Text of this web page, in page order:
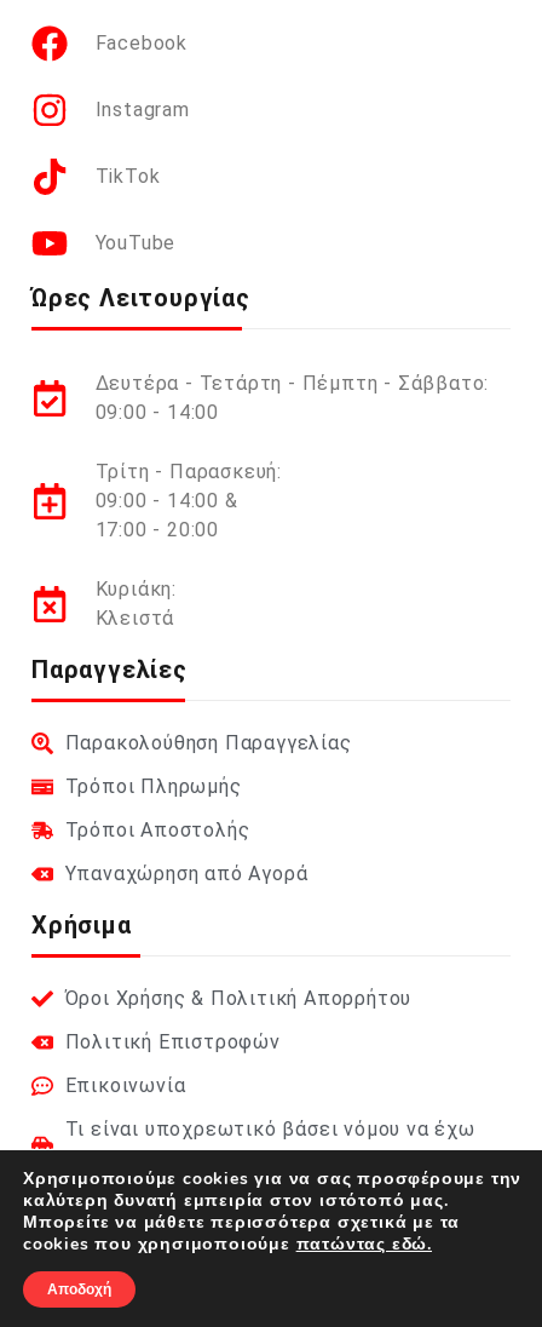
Facebook
Instagram
TikTok
YouTube
Ώρες Λειτουργίας
Δευτέρα - Τετάρτη - Πέμπτη - Σάββατο:
09:00 - 14:00
Τρίτη - Παρασκευή:
09:00 - 14:00 &
17:00 - 20:00
Κυριάκη:
Κλειστά
Παραγγελίες
Παρακολούθηση Παραγγελίας
Τρόποι Πληρωμής
Τρόποι Αποστολής
Υπαναχώρηση από Αγορά
Χρήσιμα
Όροι Χρήσης & Πολιτική Απορρήτου
Πολιτική Επιστροφών
Επικοινωνία
Τι είναι υποχρεωτικό βάσει νόμου να έχω
στο αυτοκίνητο;
Φαρμακείο Αυτοκινήτου 2026 (DIN 13164):
Πλήρης οδηγός
Autokinisi ©2024 | Website by Themis Boltsis
Χρησιμοποιούμε cookies για να σας προσφέρουμε την
καλύτερη δυνατή εμπειρία στον ιστότοπό μας.
Μπορείτε να μάθετε περισσότερα σχετικά με τα
cookies που χρησιμοποιούμε πατώντας εδώ.
Αποδοχή